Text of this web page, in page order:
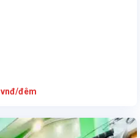
vnđ/đêmhiện
2.500.000
vnđ/
đêm.